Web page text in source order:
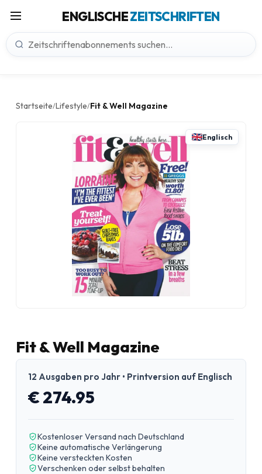
ENGLISCHEZEITSCHRIFTEN
Startseite/Lifestyle/Fit & Well Magazine
Englisch
Fit & Well Magazine
12 Ausgaben pro Jahr • Printversion auf Englisch
€ 274.95
Kostenloser Versand nach Deutschland
Keine automatische Verlängerung
Keine versteckten Kosten
Verschenken oder selbst behalten